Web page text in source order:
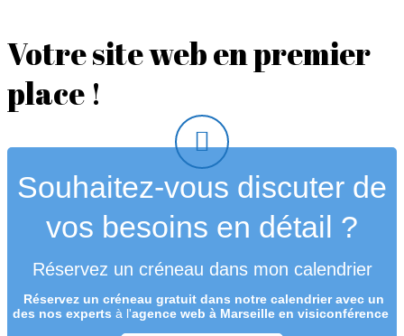
Votre site web en premier
place !
Souhaitez-vous discuter de
vos besoins en détail ?
Réservez un créneau dans mon calendrier
Réservez un créneau gratuit dans notre calendrier avec un
des nos experts à l'agence web à Marseille en visiconférence